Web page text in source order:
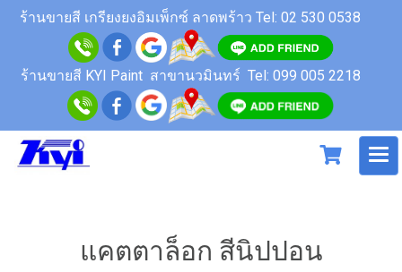
ร้านขายสี เกรียงยงอิมเพ็กซ์ ลาดพร้าว Tel: 02 530 0538
ร้านขายสี KYI Paint สาขานวมินทร์ Tel: 099 005 2218
แคตตาล็อก สีนิปปอน